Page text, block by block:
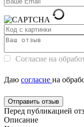
Согласие на
Даю согласие на
Перед публикацией
Описание